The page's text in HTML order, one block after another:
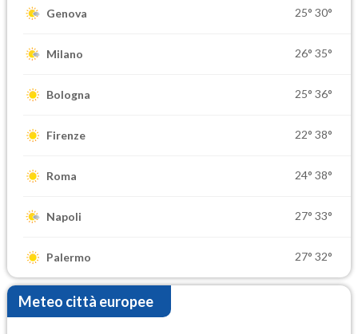
Genova 25° 30°
Milano 26° 35°
Bologna 25° 36°
Firenze 22° 38°
Roma 24° 38°
Napoli 27° 33°
Palermo 27° 32°
Meteo città europee